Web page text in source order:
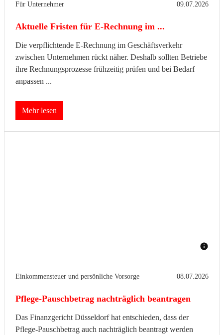
Für Unternehmer 09.07.2026
Aktuelle Fristen für E-Rechnung im ...
Die verpflichtende E-Rechnung im Geschäftsverkehr
zwischen Unternehmen rückt näher. Deshalb sollten Betriebe
ihre Rechnungsprozesse frühzeitig prüfen und bei Bedarf
anpassen ...
Mehr lesen
Einkommensteuer und persönliche Vorsorge 08.07.2026
Pflege-Pauschbetrag nachträglich beantragen
Das Finanzgericht Düsseldorf hat entschieden, dass der
Pflege-Pauschbetrag auch nachträglich beantragt werden